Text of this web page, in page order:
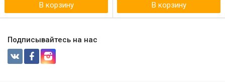
В корзину В корзину
Подписывайтесь на нас